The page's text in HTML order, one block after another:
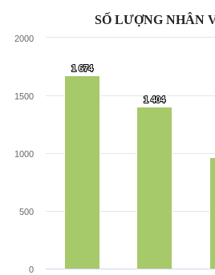
SỐ LƯỢNG NHÂN
1 674
1 674
1 404
1 404
0
500
1000
1500
2000